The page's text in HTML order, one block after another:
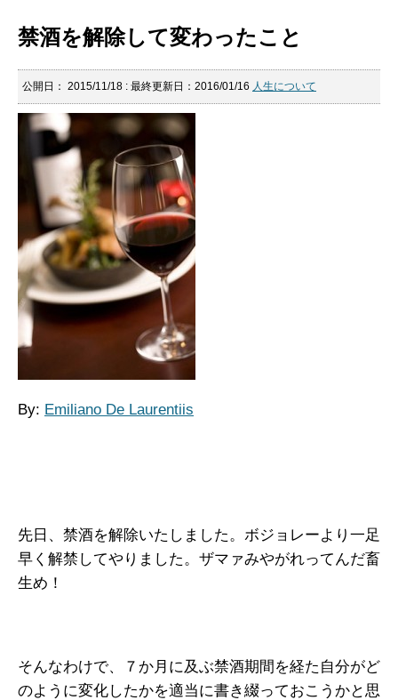
禁酒を解除して変わったこと
公開日： 2015/11/18 : 最終更新日：2016/01/16 人生について
By: Emiliano De Laurentiis
先日、禁酒を解除いたしました。ボジョレーより一足
早く解禁してやりました。ザマァみやがれってんだ畜
生め！
そんなわけで、７か月に及ぶ禁酒期間を経た自分がど
のように変化したかを適当に書き綴っておこうかと思